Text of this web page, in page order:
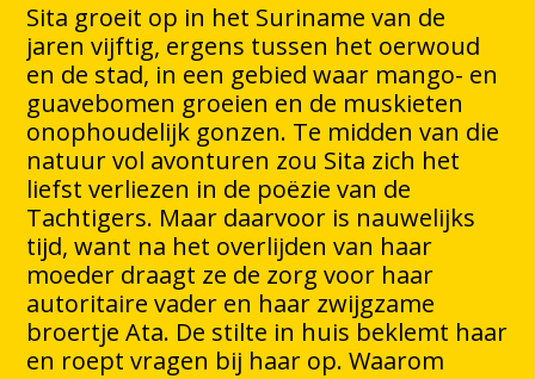
Sita groeit op in het Suriname van de
jaren vijftig, ergens tussen het oerwoud
en de stad, in een gebied waar mango- en
guavebomen groeien en de muskieten
onophoudelijk gonzen. Te midden van die
natuur vol avonturen zou Sita zich het
liefst verliezen in de poëzie van de
Tachtigers. Maar daarvoor is nauwelijks
tijd, want na het overlijden van haar
moeder draagt ze de zorg voor haar
autoritaire vader en haar zwijgzame
broertje Ata. De stilte in huis beklemt haar
en roept vragen bij haar op. Waarom